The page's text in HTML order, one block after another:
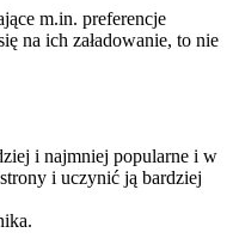
m.in. preferencje
na ich załadowanie, to nie
i najmniej popularne i w
i uczynić ją bardziej